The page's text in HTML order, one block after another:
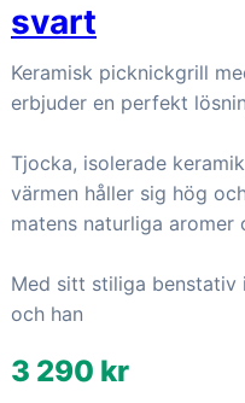
svart
Keramisk picknickgrill
erbjuder en perfekt
Tjocka, isolerade
värmen håller sig hög
matens naturliga aromer
Med sitt stiliga
och han
3 290 kr